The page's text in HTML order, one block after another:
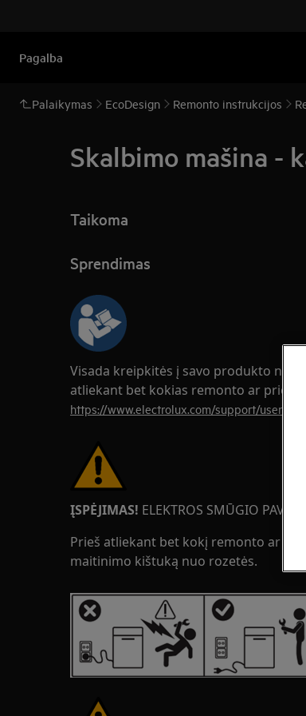
Pagalba
Palaikymas EcoDesign Remonto instrukcijos
Skalbimo mašina -
Taikoma
Sprendimas
Visada kreipkitės į savo produkto
atliekant bet kokias remonto ar
https://www.electrolux.com/support/user-
ĮSPĖJIMAS! ELEKTROS SMŪGIO PAVOJUS
Prieš atliekant bet kokį remonto ar
maitinimo kištuką nuo rozetės.